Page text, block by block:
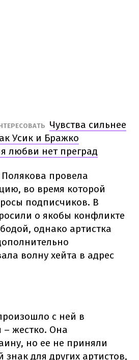
Чувства сильнее
Усик и Бражко
любви нет преград
провела
во время которой
подписчиков. В
о якобы конфликте
однако артистка
волну хейта в адрес
с ней в
– жестко. Она
но ее не приняли
знак для других артистов,